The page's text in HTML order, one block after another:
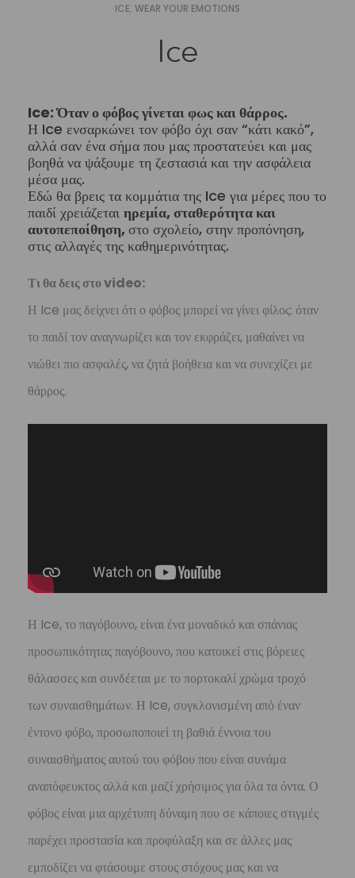
ICE, WEAR YOUR EMOTIONS
Ice
Ice: Όταν ο φόβος γίνεται φως και θάρρος.
Η Ice ενσαρκώνει τον φόβο όχι σαν “κάτι κακό”,
αλλά σαν ένα σήμα που μας προστατεύει και μας
βοηθά να ψάξουμε τη ζεστασιά και την ασφάλεια
μέσα μας.
Εδώ θα βρεις τα κομμάτια της Ice για μέρες που το
παιδί χρειάζεται ηρεμία, σταθερότητα και
αυτοπεποίθηση,στο σχολείο, στην προπόνηση,
στις αλλαγές της καθημερινότητας.
Τι θα δεις στο video:
Η Ice μας δείχνει ότι ο φόβος μπορεί να γίνει φίλος: όταν
το παιδί τον αναγνωρίζει και τον εκφράζει, μαθαίνει να
νιώθει πιο ασφαλές, να ζητά βοήθεια και να συνεχίζει με
θάρρος.
Η Ice, το παγόβουνο, είναι ένα μοναδικό και σπάνιας
προσωπικότητας παγόβουνο, που κατοικεί στις βόρειες
θάλασσες και συνδέεται με το πορτοκαλί χρώμα τροχό
των συναισθημάτων. Η Ice, συγκλονισμένη από έναν
έντονο φόβο, προσωποποιεί τη βαθιά έννοια του
συναισθήματος αυτού του φόβου που είναι συνάμα
αναπόφευκτος αλλά και μαζί χρήσιμος για όλα τα όντα. Ο
φόβος είναι μια αρχέτυπη δύναμη που σε κάποιες στιγμές
παρέχει προστασία και προφύλαξη και σε άλλες μας
εμποδίζει να φτάσουμε στους στόχους μας και να